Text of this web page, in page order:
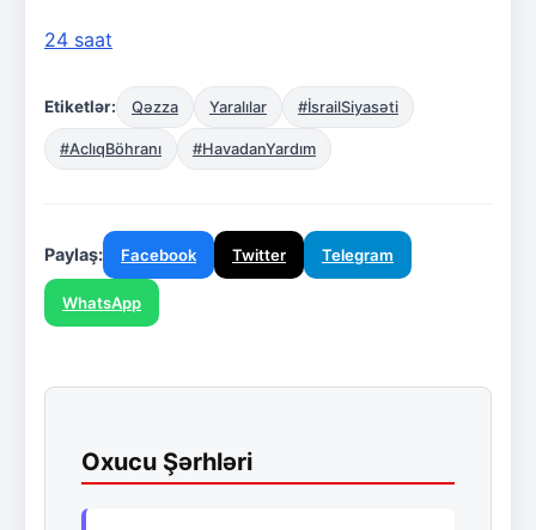
24 saat
Etiketlər: Qəzza Yaralılar #İsrailSiyasəti
#AclıqBöhranı #HavadanYardım
Paylaş: Facebook Twitter Telegram
WhatsApp
Oxucu Şərhləri